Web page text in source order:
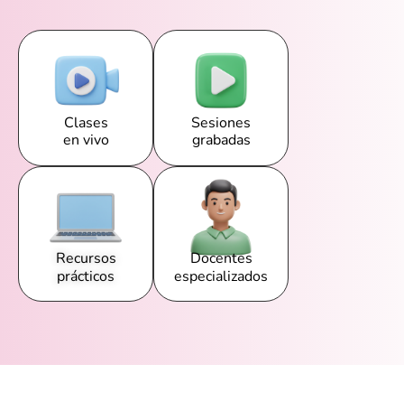
Clases
en vivo
Sesiones
grabadas
Recursos
prácticos
Docentes
especializados